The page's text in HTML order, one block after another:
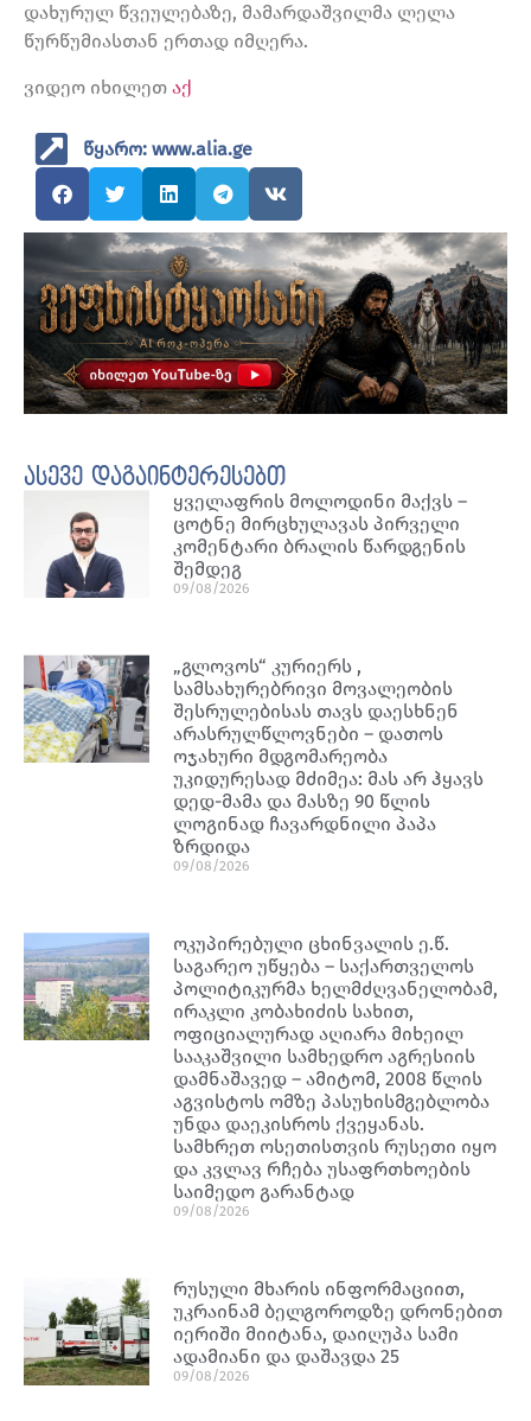
დახურულ წვეულებაზე, მამარდაშვილმა ლელა
წურწუმიასთან ერთად იმღერა.
ვიდეო იხილეთ აქ
წყარო: www.alia.ge
ასევე დაგაინტერესებთ
ყველაფრის მოლოდინი მაქვს –
ცოტნე მირცხულავას პირველი
კომენტარი ბრალის წარდგენის
შემდეგ
09/08/2026
„გლოვოს“ კურიერს ,
სამსახურებრივი მოვალეობის
შესრულებისას თავს დაესხნენ
არასრულწლოვნები – დათოს
ოჯახური მდგომარეობა
უკიდურესად მძიმეა: მას არ ჰყავს
დედ-მამა და მასზე 90 წლის
ლოგინად ჩავარდნილი პაპა
ზრდიდა
09/08/2026
ოკუპირებული ცხინვალის ე.წ.
საგარეო უწყება – საქართველოს
პოლიტიკურმა ხელმძღვანელობამ,
ირაკლი კობახიძის სახით,
ოფიციალურად აღიარა მიხეილ
სააკაშვილი სამხედრო აგრესიის
დამნაშავედ – ამიტომ, 2008 წლის
აგვისტოს ომზე პასუხისმგებლობა
უნდა დაეკისროს ქვეყანას.
სამხრეთ ოსეთისთვის რუსეთი იყო
და კვლავ რჩება უსაფრთხოების
საიმედო გარანტად
09/08/2026
რუსული მხარის ინფორმაციით,
უკრაინამ ბელგოროდზე დრონებით
იერიში მიიტანა, დაიღუპა სამი
ადამიანი და დაშავდა 25
09/08/2026